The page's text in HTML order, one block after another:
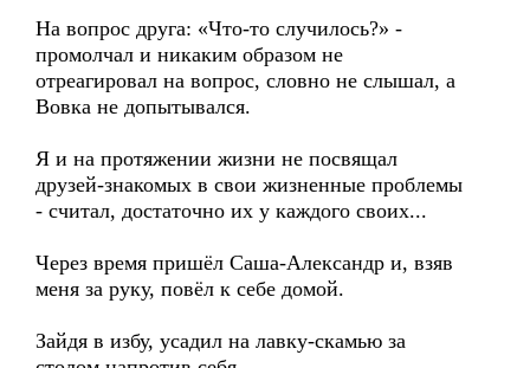
На вопрос друга: «Что-то случилось?» -
промолчал и никаким образом не
отреагировал на вопрос, словно не слышал, а
Вовка не допытывался.
Я и на протяжении жизни не посвящал
друзей-знакомых в свои жизненные проблемы
- считал, достаточно их у каждого своих...
Через время пришёл Саша-Александр и, взяв
меня за руку, повёл к себе домой.
Зайдя в избу, усадил на лавку-скамью за